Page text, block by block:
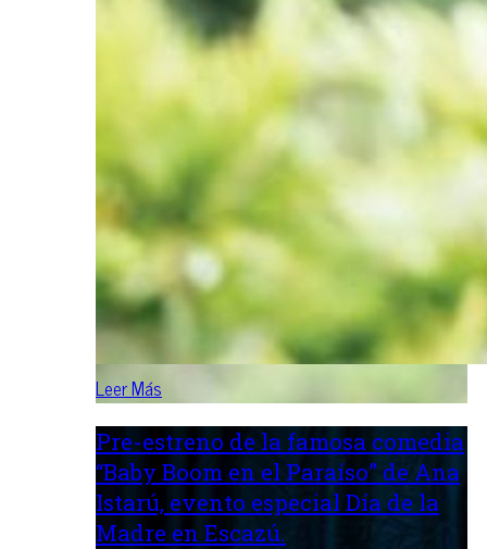
Leer Más
Pre-estreno de la famosa comedia
“Baby Boom en el Paraíso” de Ana
Istarú, evento especial Día de la
Madre en Escazú.